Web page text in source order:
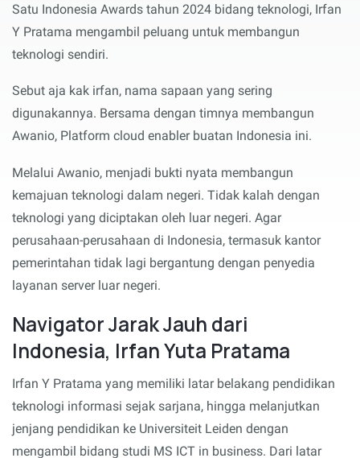
Satu Indonesia Awards tahun 2024 bidang teknologi, Irfan
Y Pratama mengambil peluang untuk membangun
teknologi sendiri.
Sebut aja kak irfan, nama sapaan yang sering
digunakannya. Bersama dengan timnya membangun
Awanio, Platform cloud enabler buatan Indonesia ini.
Melalui Awanio, menjadi bukti nyata membangun
kemajuan teknologi dalam negeri. Tidak kalah dengan
teknologi yang diciptakan oleh luar negeri. Agar
perusahaan-perusahaan di Indonesia, termasuk kantor
pemerintahan tidak lagi bergantung dengan penyedia
layanan server luar negeri.
Navigator Jarak Jauh dari
Indonesia, Irfan Yuta Pratama
Irfan Y Pratama yang memiliki latar belakang pendidikan
teknologi informasi sejak sarjana, hingga melanjutkan
jenjang pendidikan ke Universiteit Leiden dengan
mengambil bidang studi MS ICT in business. Dari latar